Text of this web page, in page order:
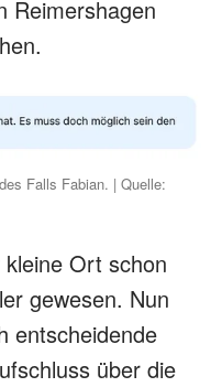
Reimershagen
Falls Fabian. | Quelle:
Ort schon
gewesen. Nun
entscheidende
über die